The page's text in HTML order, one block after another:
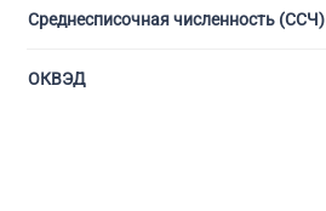
Среднесписочная численность (ССЧ)
ОКВЭД